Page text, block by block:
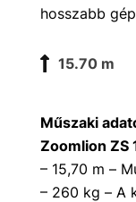
hosszabb
15.70 m
Műszaki
Zoomlion ZS
– 15,70 m –
– 260 kg – A